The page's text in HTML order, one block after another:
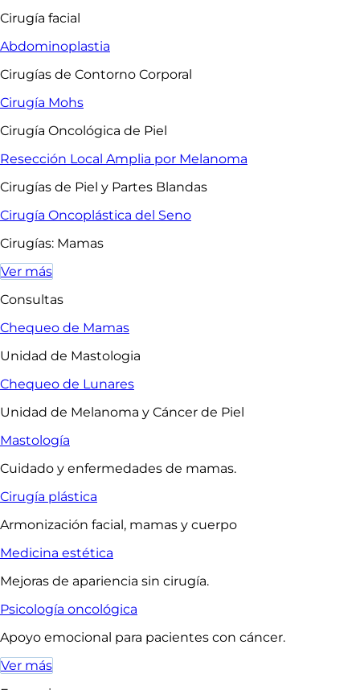
Cirugía facial
Abdominoplastia
Cirugías de Contorno Corporal
Cirugía Mohs
Cirugía Oncológica de Piel
Resección Local Amplia por Melanoma
Cirugías de Piel y Partes Blandas
Cirugía Oncoplástica del Seno
Cirugías: Mamas
Ver más
Consultas
Chequeo de Mamas
Unidad de Mastologia
Chequeo de Lunares
Unidad de Melanoma y Cáncer de Piel
Mastología
Cuidado y enfermedades de mamas.
Cirugía plástica
Armonización facial, mamas y cuerpo
Medicina estética
Mejoras de apariencia sin cirugía.
Psicología oncológica
Apoyo emocional para pacientes con cáncer.
Ver más